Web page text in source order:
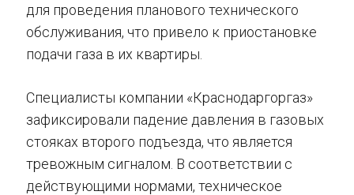
для проведения планового технического
обслуживания, что привело к приостановке
подачи газа в их квартиры.
Специалисты компании «Краснодаргоргаз»
зафиксировали падение давления в газовых
стояках второго подъезда, что является
тревожным сигналом. В соответствии с
действующими нормами, техническое